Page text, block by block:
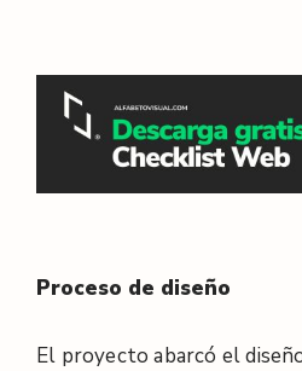
Proceso de diseño
El proyecto abarcó el